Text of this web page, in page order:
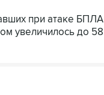
при атаке БПЛА
увеличилось до 58